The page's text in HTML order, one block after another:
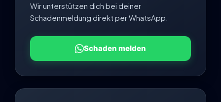
Wir unterstützen dich bei deiner
Schadenmeldung direkt per WhatsApp.
Schaden melden